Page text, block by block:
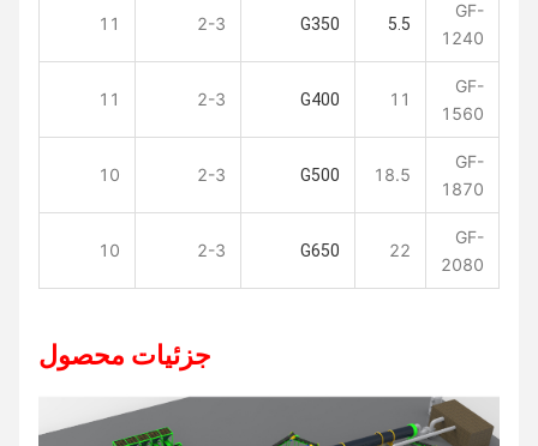
1240
1560
1870
G500
2080
جزئیات محصول